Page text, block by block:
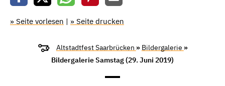
» Seite vorlesen | » Seite drucken
Altstadtfest Saarbrücken » Bildergalerie »
Bildergalerie Samstag (29. Juni 2019)